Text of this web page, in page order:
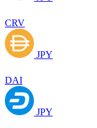
CRV
JPY
DAI
JPY